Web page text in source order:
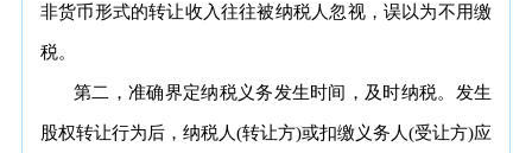
非货币形式的转让收入往往被纳税人忽视，误以为不用缴
税。
第二，准确界定纳税义务发生时间，及时纳税。发生
股权转让行为后，纳税人(转让方)或扣缴义务人(受让方)应